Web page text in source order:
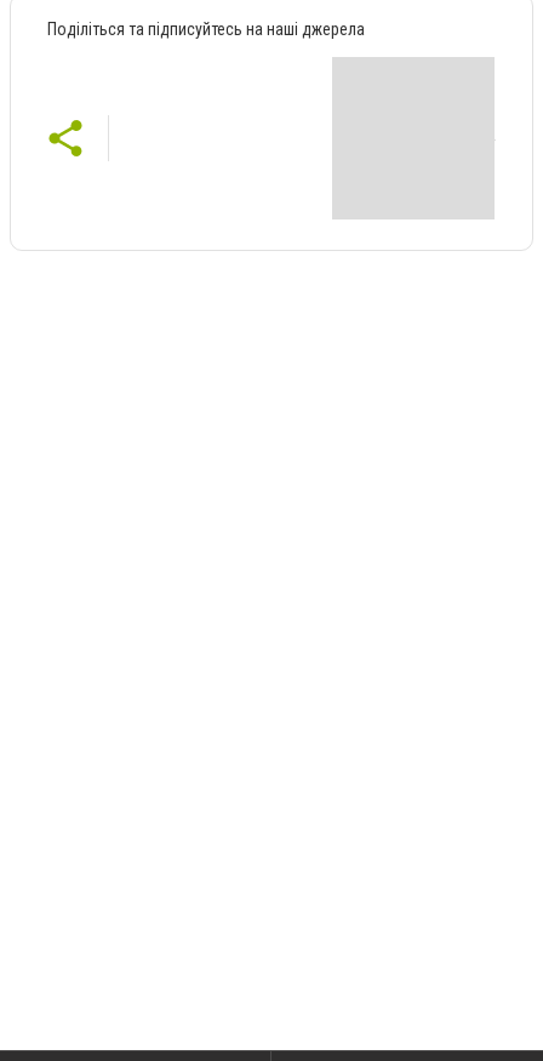
Поділіться та підписуйтесь на наші джерела